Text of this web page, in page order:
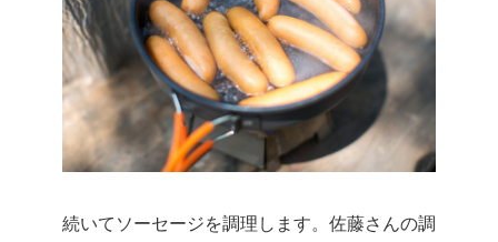
続いてソーセージを調理します。佐藤さんの調